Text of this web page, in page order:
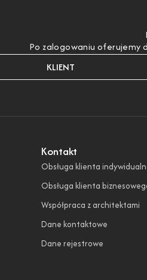
Po zalogowaniu oferujemy
KLIENT
Kontakt
Obsługa klienta
Obsługa klienta
Współpraca z architektami
Dane kontaktowe
Dane rejestrowe